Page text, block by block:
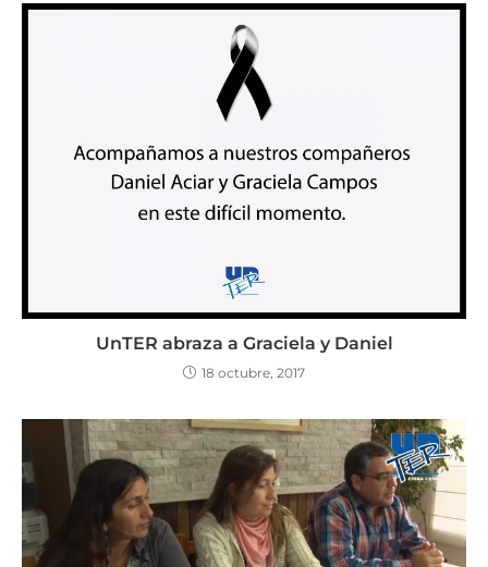
UnTER abraza a Graciela y Daniel
18 octubre, 2017